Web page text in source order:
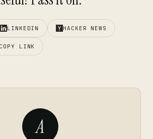
LINKEDIN HACKER NEWS
COPY LINK
A